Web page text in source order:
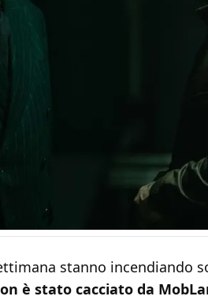
stanno incendiando
è stato cacciato da